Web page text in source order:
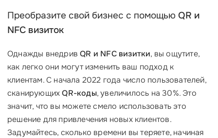
Преобразите свой бизнес с помощью QR и
NFC визиток
Однажды внедривQR и NFC визитки, вы ощутите,
как легко они могут изменить ваш подход к
клиентам. С начала 2022 года число пользователей,
сканирующихQR-коды, увеличилось на 30%. Это
значит, что вы можете смело использовать это
решение для привлечения новых клиентов.
Задумайтесь, сколько времени вы теряете, начиная